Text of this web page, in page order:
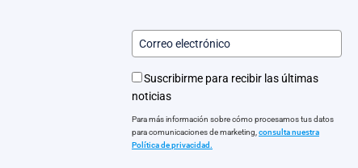
Suscribirme para recibir las últimas
noticias
Para más información sobre cómo procesamos tus datos
para comunicaciones de marketing, consulta nuestra
Política de privacidad.